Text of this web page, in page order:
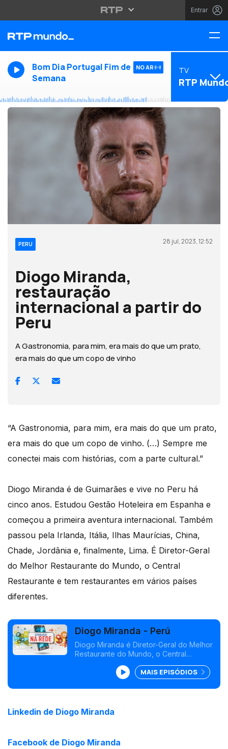
Entrar
Bom Dia Portugal Fim de
Semana
NO AR TV
RTP
PERU 28 jul, 2023, 12:52
Diogo Miranda,
restauração
internacional a partir do
Peru
A Gastronomia, para mim, era mais do que um prato,
era mais do que um copo de vinho
“A Gastronomia, para mim, era mais do que um prato,
era mais do que um copo de vinho. (…) Sempre me
conectei mais com histórias, com a parte cultural.”
Diogo Miranda é de Guimarães e vive no Peru há
cinco anos. Estudou Gestão Hoteleira em Espanha e
começou a primeira aventura internacional. Também
passou pela Irlanda, Itália, Ilhas Maurícias, China,
Chade, Jordânia e, finalmente, Lima. É Diretor-Geral
do Melhor Restaurante do Mundo, o Central
Restaurante e tem restaurantes em vários países
diferentes.
Diogo Miranda - Perú
Diogo Miranda é Diretor-Geral do Melhor
Restaurante do Mundo, o Central
MAIS EPISÓDIOS
Linkedin de Diogo Miranda
Facebook de Diogo Miranda